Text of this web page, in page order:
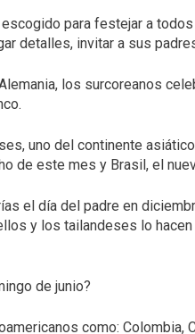
para festejar a
detalles, invitar a sus
los surcoreanos
uno del continente
de este mes y Brasil, el
el día del padre en
y los tailandeses lo
de junio?
como: Colombia,